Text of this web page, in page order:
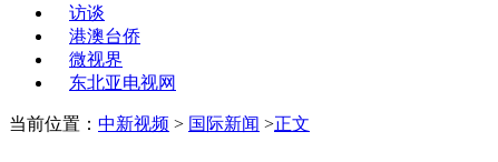
访谈
港澳台侨
微视界
东北亚电视网
当前位置： 中新视频 > 国际新闻 >正文